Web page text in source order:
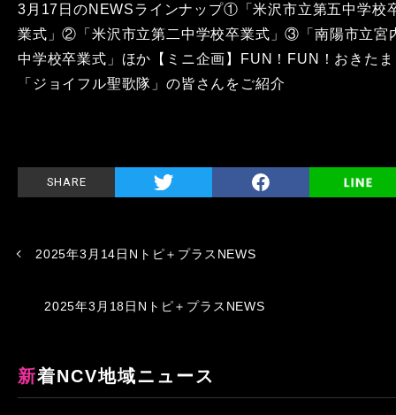
3月17日のNEWSラインナップ①「米沢市立第五中学校
業式」②「米沢市立第二中学校卒業式」③「南陽市立宮
中学校卒業式」ほか【ミニ企画】FUN！FUN！おきたま
「ジョイフル聖歌隊」の皆さんをご紹介
SHARE
2025年3月14日Nトピ＋プラスNEWS
2025年3月18日Nトピ＋プラスNEWS
新着NCV地域ニュース